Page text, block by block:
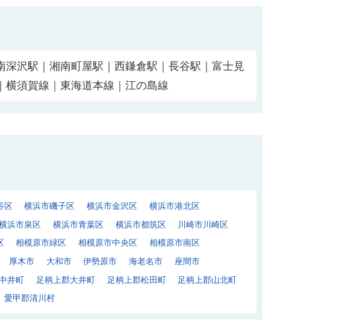
沢駅｜湘南町屋駅｜西鎌倉駅｜長谷駅｜富士見
須賀線｜東海道本線｜江の島線
区 横浜市磯子区 横浜市金沢区
横浜市港北区
浜市泉区 横浜市青葉区 横浜市都筑区
川崎市川崎区
相模原市緑区 相模原市中央区
相模原市南区
厚木市 大和市 伊勢原市 海老名市
座間市
井町 足柄上郡大井町 足柄上郡松田町
足柄上郡山北町
愛甲郡清川村